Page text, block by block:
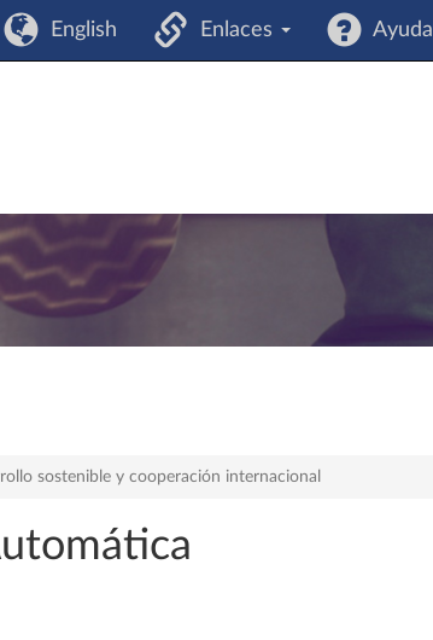
English Enlaces Ayuda
sostenible y cooperación internacional